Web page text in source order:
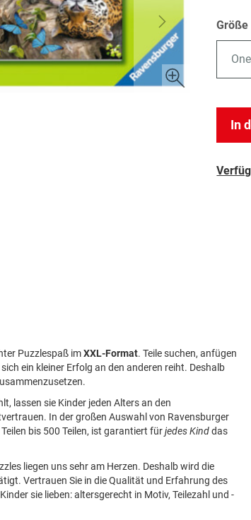
Größe
In
Puzzlespaß imXXL-Format. Teile suchen, anfügen
ein kleiner Erfolg an den anderen reiht. Deshalb
lassen sie Kinder jeden Alters an den
In der großen Auswahl von Ravensburger
bis 500 Teilen, ist garantiert fürjedes Kinddas
liegen uns sehr am Herzen. Deshalb wird die
Vertrauen Sie in die Qualität und Erfahrung des
sie lieben: altersgerecht in Motiv, Teilezahl und -